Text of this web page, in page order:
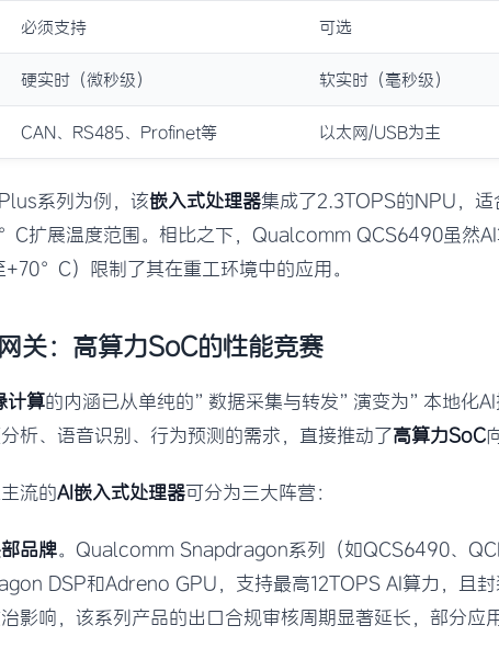
必须支持 可选
硬实时（微秒级） 软实时（毫秒级）
CAN、RS485、Profinet等 以太网/USB为主
系列为例，该嵌入式处理器集成了2.3TOPS的NPU，
扩展温度范围。相比之下，Qualcomm QCS6490虽然AI
）限制了其在重工环境中的应用。
关：高算力SoC的性能竞赛
计算的内涵已从单纯的”数据采集与转发”演变为”本地化
析、语音识别、行为预测的需求，直接推动了高算力SoC
流的AI嵌入式处理器可分为三大阵营：
品牌。Qualcomm Snapdragon系列（如QCS6490、
DSP和Adreno GPU，支持最高12TOPS AI算力，且
影响，该系列产品的出口合规审核周期显著延长，部分应